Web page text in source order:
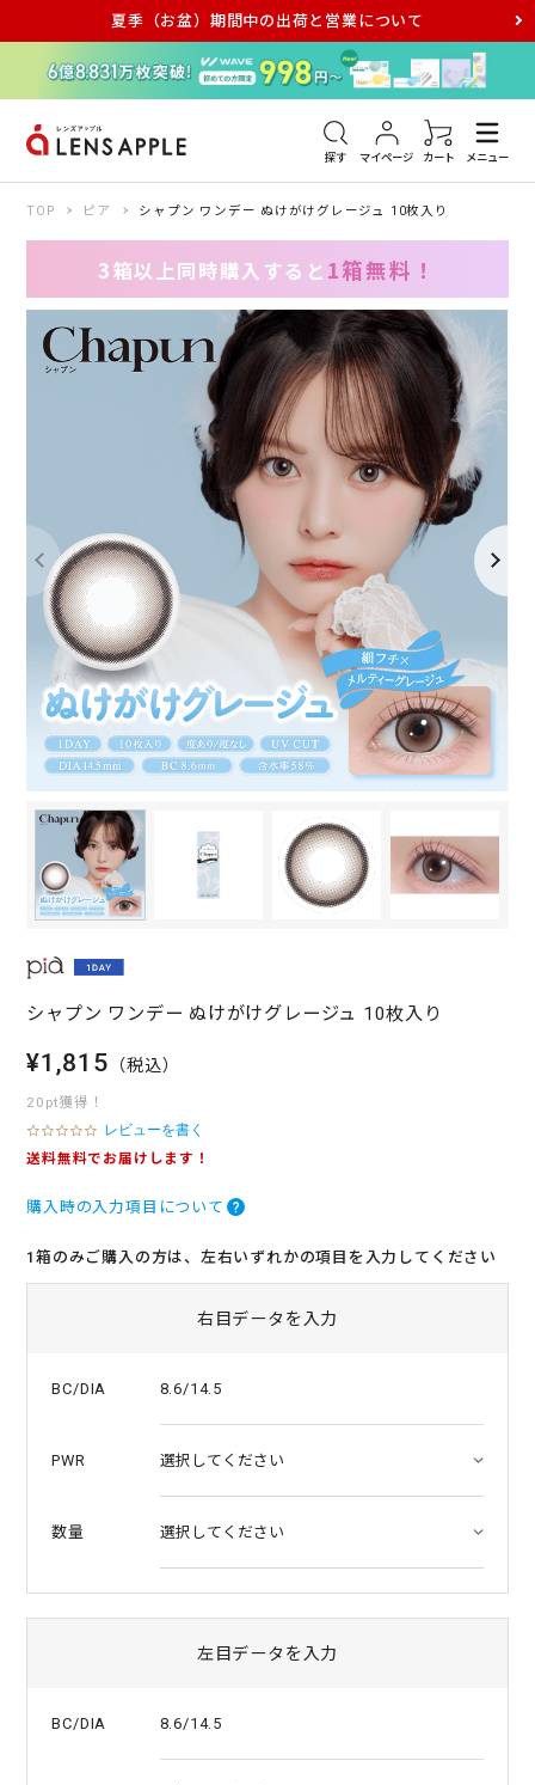
夏季（お盆）期間中の出荷と営業について
探す マイページ カート メニュー
アキュビュー メダリスト メガネ
TOP ピア シャプン ワンデー ぬけがけグレージュ 10枚入り
3箱以上同時購入すると 1箱無料！
シャプン ワンデー ぬけがけグレージュ 10枚入り
¥1,815 （税込）
20pt獲得！
0
.
t
r
レビューを書く
送料無料でお届けします！
購入時の入力項目について
1箱のみご購入の方は、左右いずれかの項目を入力してください
右目データを入力
BC/DIA 8.6/14.5
PWR
数量
左目データを入力
BC/DIA 8.6/14.5